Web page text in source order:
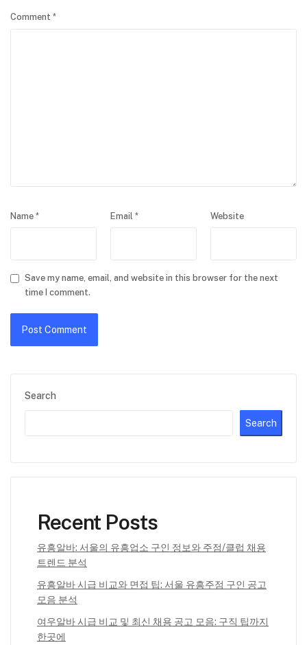
Search
Search
Recent Posts
유흥알바: 서울의 유흥업소 구인 정보와 주점/클럽 채용
트렌드 분석
유흥알바 시급 비교와 면접 팁: 서울 유흥주점 구인 공고
모음 분석
여우알바 시급 비교 및 최신 채용 공고 모음: 구직 팁까지
한곳에
Comment *
Name * Email * Website
Save my name, email, and website in this browser for the next
time I comment.